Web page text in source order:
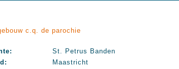
c.q. de parochie
St. Petrus Banden
Maastricht